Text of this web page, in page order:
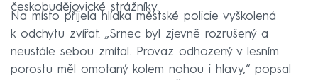
českobudějovické strážníky.
Na místo přijela hlídka městské policie vyškolená
k odchytu zvířat. „Srnec byl zjevně rozrušený a
neustále sebou zmítal. Provaz odhozený v lesním
porostu měl omotaný kolem nohou i hlavy,“ popsal